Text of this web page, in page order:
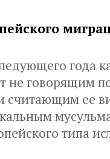
года
не говорящим
считающим ее
типа